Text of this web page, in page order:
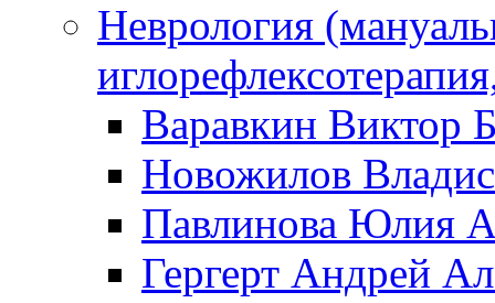
Неврология
Варавкин Виктор
Новожилов
Павлинова Юлия
Гергерт Андрей